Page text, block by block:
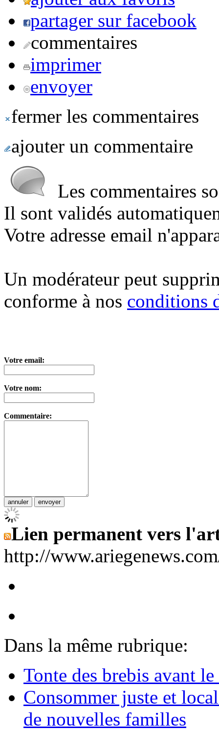
partager sur facebook
commentaires
imprimer
envoyer
fermer les commentaires
ajouter un commentaire
Les commentaires
Il sont validés
Votre adresse email
Un modérateur peut
conforme à nos conditions
Votre email:
Votre nom:
Commentaire:
Lien permanent vers
http://
Dans la même rubrique:
Tonte des brebis avant
Consommer juste et
de nouvelles familles